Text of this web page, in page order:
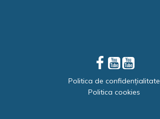
Politica de confidențialitate
Politica cookies